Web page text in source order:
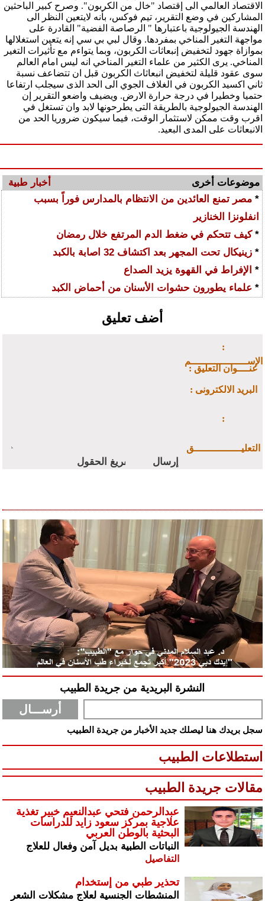
النشرة البريدية من جريدة الطبيب
سجل بريدك هنا ليصلك جديد الأخبار من جريدة الطبيب
استطلاعات الطبيب
مقالات جريدة الطبيب
عبدالرحمن فتحي عبدالنعيم خبير تغذية
علاجية بمركز سعود زايد للدراسات
البحثية بالوطن العربي
النباتات الطبية بديل آمن وفعال للعلاج
التفاصيل
تحذير طبي من إستخدام
المنشطات الجنسية لعلاج مشكلات الشعر
الاقتصاد العالمي الى إقتصاد "خال من الكربون". وصرح كبير الباحثين
المشاركين في وضع التقرير، تيم فوكس، بأنه لايتعين النظر الى
الهندسة الجيولوجية باعتبارها " الرصاصة الفضية" القادرة على
مواجهة التغير المناخي بمفردها. وقال لبي بي سي إنه يتعين استغلالها
بموازاة جهود لتخفيض إنبعاثات الكربون، وبما يتواءم مع تأثيرات التغير
المناخي. يرى الكثير من علماء التغير المناخي انه ليس امام العالم
سوى عقود قليلة لتخفيض انبعاثاث الكربون قبل ان تتضاعف نسبة
ثاني اكسيد الكربون في الغلاف الجوي الى الحد الذى سيجلب ارتفاعا
حتميا وخطيرا في درجة حرارة الارض. ويضيف واضعو التقرير إن
الهندسة الجيولوجية بالطريقة التى يطرحونها لابد وان تستغل في
اقرب وقت ممكن لاستثمار الوقت، فيما سيكون ضروريا الحد من
الانبعاثات على المدى البعيد.
موضوعات أخرى
أخبار طبية
* مصر تمنع العائدين من الانتظام بالمدارس فوراً بسبب
انفلونزا الخنازير
*كيف تتحكم في ضغط الدم المرتفع خلال رمضان
* زينيكال تحت المجهر بعد اكتشاف 32 اصابة بالكبد
* الإفراط في القهوة يزيد الصداع
* علماء يطورون حشوات الأسنان من أحماض الكبد
أضف تعليق
:
الإســـــــــــــــــــم
: عنــــوان التعليق
: البريد الالكترونى
:
التعليــــــــــــــــق